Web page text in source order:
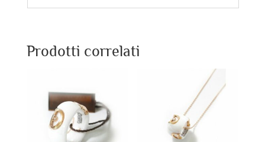
Prodotti correlati